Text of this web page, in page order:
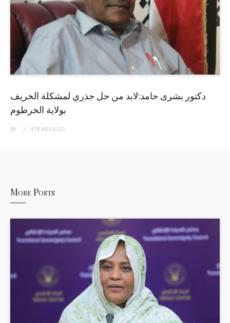
دكتور بشرى حامد:لابد من حل جذري لمشكلة الخريف
بولاية الخرطوم
BY 4 YEARSAGO
More Posts